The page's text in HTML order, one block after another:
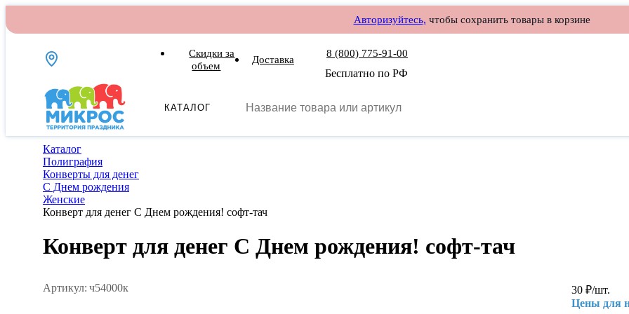
Авторизуйтесь, чтобы сохранить товары в корзине
Скидки за
объем
Доставка
8 (800) 775-91-00
Бесплатно по РФ
КАТАЛОГ
Каталог
Полиграфия
Конверты для денег
С Днем рождения
Женские
Конверт для денег С Днем рождения! софт-тач
Конверт для денег С Днем рождения! софт-тач
Артикул: ч54000к 30₽/шт.
Цены для